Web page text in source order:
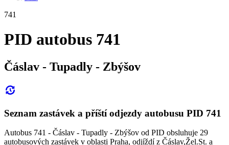
741
PID autobus 741
Čáslav - Tupadly - Zbýšov
Seznam zastávek a příští odjezdy autobusu PID 741
Autobus 741 - Čáslav - Tupadly - Zbýšov od PID obsluhuje 29
autobusových zastávek v oblasti Praha, odjíždí z Čáslav,Žel.St. a